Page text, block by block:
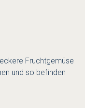
Fruchtgemüse
und so befinden